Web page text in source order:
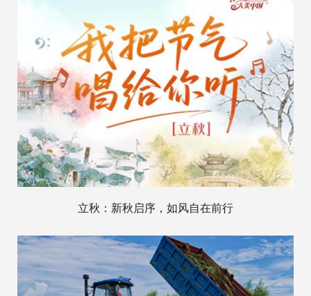
立秋：新秋启序，如风自在前行